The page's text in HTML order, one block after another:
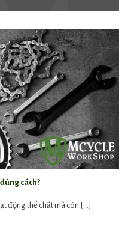
cách?
động thể chất mà còn [...]